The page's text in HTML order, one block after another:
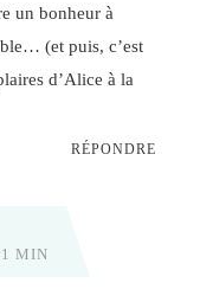
un bonheur à
(et puis, c’est
d’Alice à la
RÉPONDRE
MIN